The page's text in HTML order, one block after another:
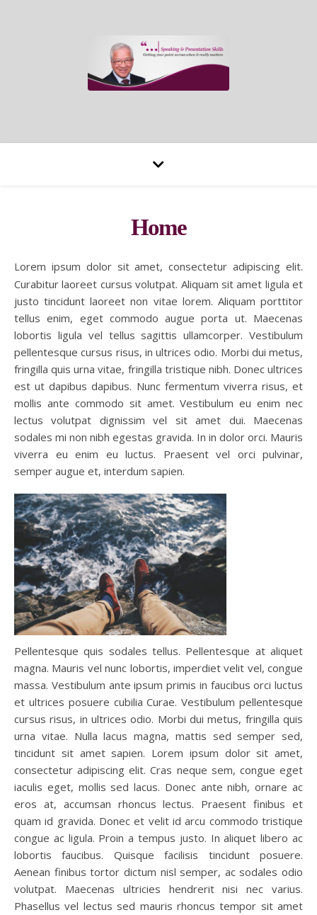
Home
Lorem ipsum dolor sit amet, consectetur adipiscing elit.
Curabitur laoreet cursus volutpat. Aliquam sit amet ligula et
justo tincidunt laoreet non vitae lorem. Aliquam porttitor
tellus enim, eget commodo augue porta ut. Maecenas
lobortis ligula vel tellus sagittis ullamcorper. Vestibulum
pellentesque cursus risus, in ultrices odio. Morbi dui metus,
fringilla quis urna vitae, fringilla tristique nibh. Donec ultrices
est ut dapibus dapibus. Nunc fermentum viverra risus, et
mollis ante commodo sit amet. Vestibulum eu enim nec
lectus volutpat dignissim vel sit amet dui. Maecenas
sodales mi non nibh egestas gravida. In in dolor orci. Mauris
viverra eu enim eu luctus. Praesent vel orci pulvinar,
semper augue et, interdum sapien.
Pellentesque quis sodales tellus. Pellentesque at aliquet
magna. Mauris vel nunc lobortis, imperdiet velit vel, congue
massa. Vestibulum ante ipsum primis in faucibus orci luctus
et ultrices posuere cubilia Curae. Vestibulum pellentesque
cursus risus, in ultrices odio. Morbi dui metus, fringilla quis
urna vitae. Nulla lacus magna, mattis sed semper sed,
tincidunt sit amet sapien. Lorem ipsum dolor sit amet,
consectetur adipiscing elit. Cras neque sem, congue eget
iaculis eget, mollis sed lacus. Donec ante nibh, ornare ac
eros at, accumsan rhoncus lectus. Praesent finibus et
quam id gravida. Donec et velit id arcu commodo tristique
congue ac ligula. Proin a tempus justo. In aliquet libero ac
lobortis faucibus. Quisque facilisis tincidunt posuere.
Aenean finibus tortor dictum nisl semper, ac sodales odio
volutpat. Maecenas ultricies hendrerit nisi nec varius.
Phasellus vel lectus sed mauris rhoncus tempor sit amet